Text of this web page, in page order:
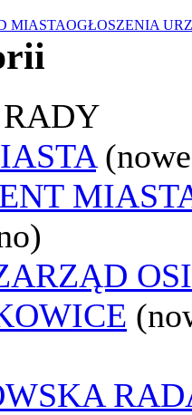
MIASTAOGŁOSZENIA